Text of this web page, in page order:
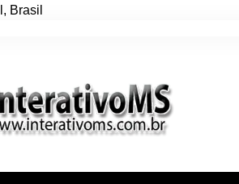
, Brasil